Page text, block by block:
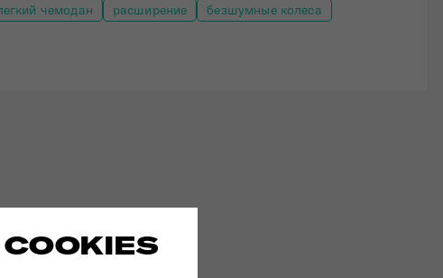
чемодан расширение
безшумные колеса